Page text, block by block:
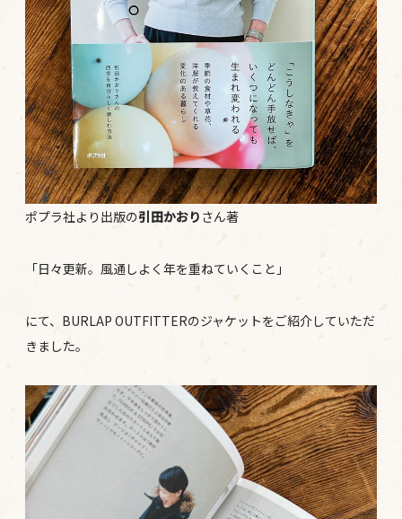
ポプラ社より出版の引田かおり さん著
「日々更新。風通しよく年を重ねていくこと」
にて、BURLAP OUTFITTERのジャケットをご紹介していただ
きました。